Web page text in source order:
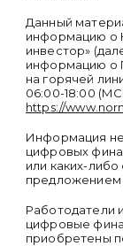
Данный
информацию о
инвестор»
информацию о
на горячей
06:00-18:00
https://
Информация
цифровых
или каких-
предложением
Работодатели
цифровые
приобретены